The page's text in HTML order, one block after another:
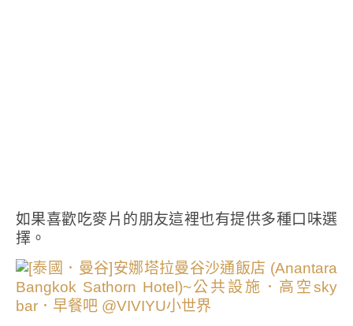
如果喜歡吃麥片的朋友這裡也有提供多種口味選
擇。